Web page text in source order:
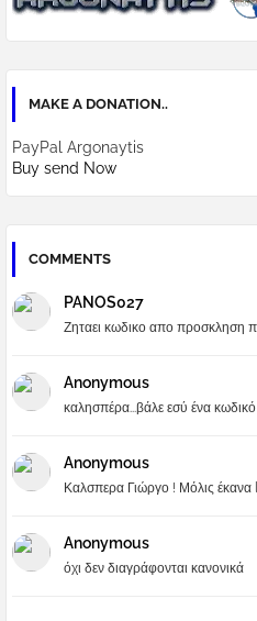
MAKE A DONATION..
PayPal Argonaytis
Buy send Now
COMMENTS
PANOS027
Ζηταει κωδικο απο προσκληση
Anonymous
καλησπέρα...βάλε εσύ ένα κωδικό
Anonymous
Καλσπερα Γιώργο ! Μόλις έκανα
Anonymous
όχι δεν διαγράφονται κανονικά